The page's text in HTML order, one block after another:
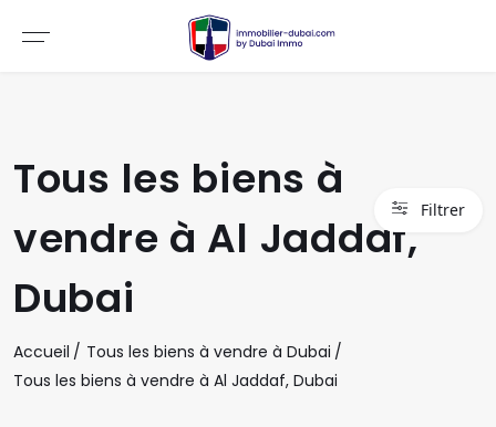
Tous les biens à
vendre à Al Jaddaf,
Dubai
Accueil
Tous les biens à vendre à Dubai
Tous les biens à vendre à Al Jaddaf, Dubai
Filtrer